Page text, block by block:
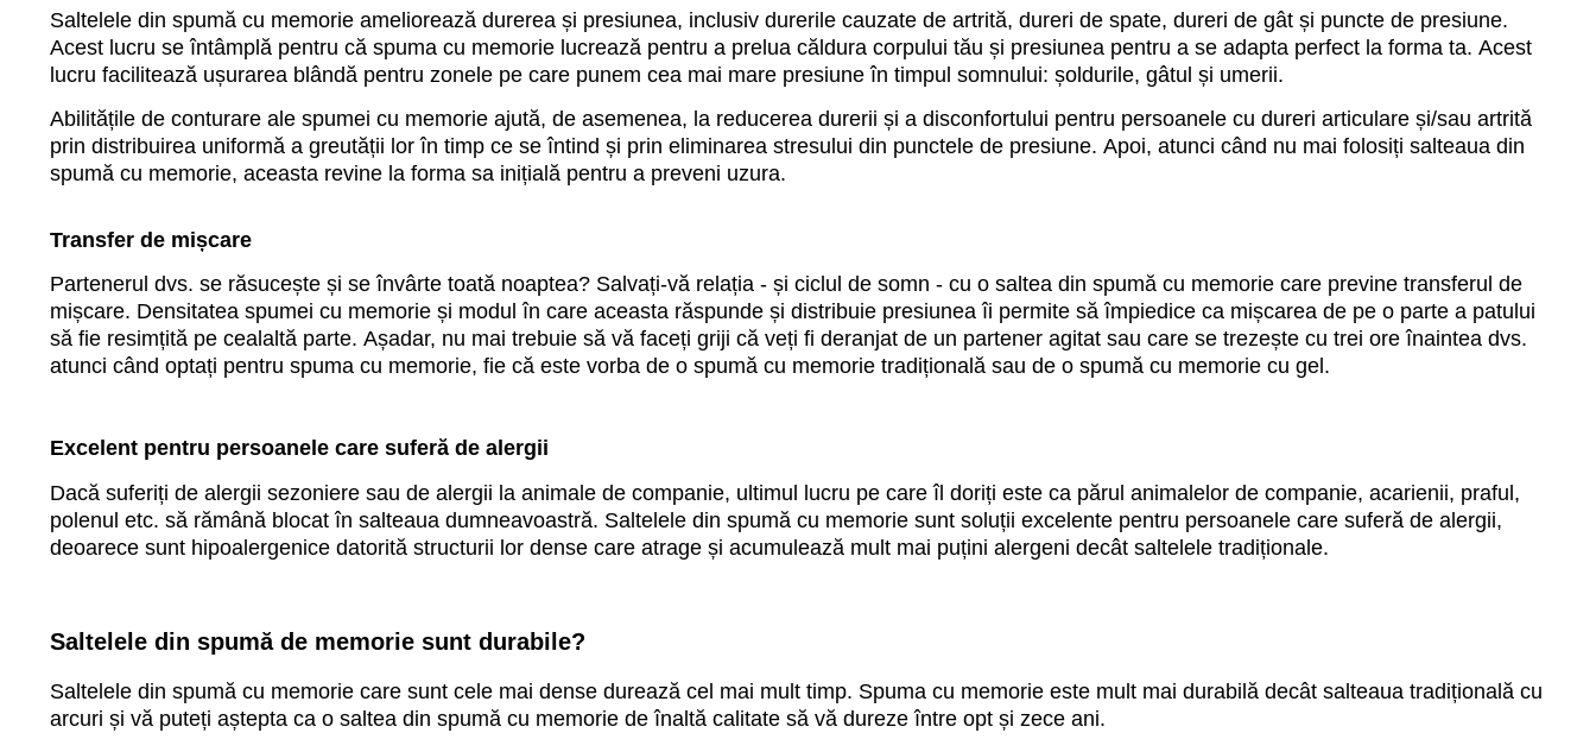
Saltelele din spumă cu memorie ameliorează durerea și presiunea, inclusiv durerile cauzate de artrită, dureri de spate, dureri de gât și puncte de presiune.
Acest lucru se întâmplă pentru că spuma cu memorie lucrează pentru a prelua căldura corpului tău și presiunea pentru a se adapta perfect la forma ta. Acest
lucru facilitează ușurarea blândă pentru zonele pe care punem cea mai mare presiune în timpul somnului: șoldurile, gâtul și umerii.
Abilitățile de conturare ale spumei cu memorie ajută, de asemenea, la reducerea durerii și a disconfortului pentru persoanele cu dureri articulare și/sau artrită
prin distribuirea uniformă a greutății lor în timp ce se întind și prin eliminarea stresului din punctele de presiune. Apoi, atunci când nu mai folosiți salteaua din
spumă cu memorie, aceasta revine la forma sa inițială pentru a preveni uzura.
Transfer de mișcare
Partenerul dvs. se răsucește și se învârte toată noaptea? Salvați-vă relația - și ciclul de somn - cu o saltea din spumă cu memorie care previne transferul de
mișcare. Densitatea spumei cu memorie și modul în care aceasta răspunde și distribuie presiunea îi permite să împiedice ca mișcarea de pe o parte a patului
să fie resimțită pe cealaltă parte. Așadar, nu mai trebuie să vă faceți griji că veți fi deranjat de un partener agitat sau care se trezește cu trei ore înaintea dvs.
atunci când optați pentru spuma cu memorie, fie că este vorba de o spumă cu memorie tradițională sau de o spumă cu memorie cu gel.
Excelent pentru persoanele care suferă de alergii
Dacă suferiți de alergii sezoniere sau de alergii la animale de companie, ultimul lucru pe care îl doriți este ca părul animalelor de companie, acarienii, praful,
polenul etc. să rămână blocat în salteaua dumneavoastră. Saltelele din spumă cu memorie sunt soluții excelente pentru persoanele care suferă de alergii,
deoarece sunt hipoalergenice datorită structurii lor dense care atrage și acumulează mult mai puțini alergeni decât saltelele tradiționale.
Saltelele din spumă de memorie sunt durabile?
Saltelele din spumă cu memorie care sunt cele mai dense durează cel mai mult timp. Spuma cu memorie este mult mai durabilă decât salteaua tradițională cu
arcuri și vă puteți aștepta ca o saltea din spumă cu memorie de înaltă calitate să vă dureze între opt și zece ani.